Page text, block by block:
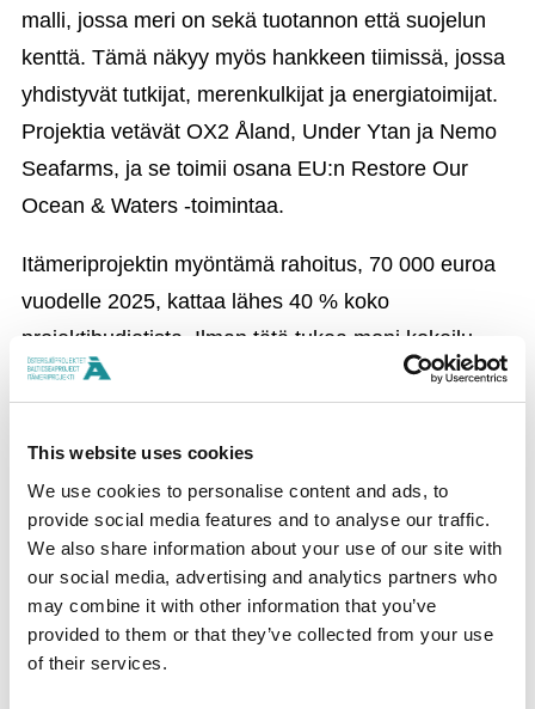
This website uses cookies
We use cookies to personalise content and ads, to
provide social media features and to analyse our traffic.
We also share information about your use of our site with
our social media, advertising and analytics partners who
may combine it with other information that you’ve
provided to them or that they’ve collected from your use
of their services.
malli, jossa meri on sekä tuotannon että suojelun
kenttä. Tämä näkyy myös hankkeen tiimissä, jossa
yhdistyvät tutkijat, merenkulkijat ja energiatoimijat.
Projektia vetävät OX2 Åland, Under Ytan ja Nemo
Seafarms, ja se toimii osana EU:n Restore Our
Ocean & Waters -toimintaa.
Itämeriprojektin myöntämä rahoitus, 70 000 euroa
vuodelle 2025, kattaa lähes 40 % koko
projektibudjetista. Ilman tätä tukea moni kokeilu
jäisi teoriatasolle. Nyt ne voidaan toteuttaa
muualle Itämeren alueelle.
JAA SOMESSA